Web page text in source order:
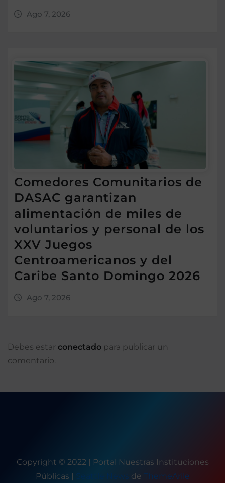
Ago 7, 2026
Comedores Comunitarios de
DASAC garantizan
alimentación de miles de
voluntarios y personal de los
XXV Juegos
Centroamericanos y del
Caribe Santo Domingo 2026
Ago 7, 2026
Debes estar conectado para publicar un
comentario.
Copyright © 2022 | Portal Nuestras Instituciones
Públicas | Seattle News de ThemeArile